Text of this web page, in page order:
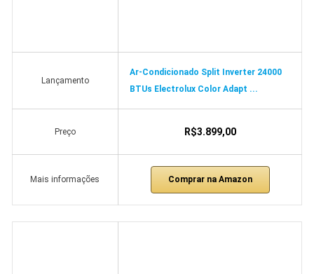
Lançamento
Ar-Condicionado Split Inverter 24000
BTUs Electrolux Color Adapt ...
Preço R$3.899,00
Mais informações Comprar na Amazon